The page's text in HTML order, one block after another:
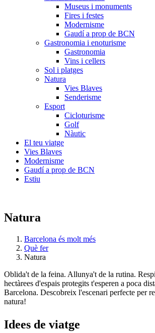
Museus i monuments
Fires i festes
Modernisme
Gaudí a prop de BCN
Gastronomia i enoturisme
Gastronomia
Vins i cellers
Sol i platges
Natura
Vies Blaves
Senderisme
Esport
Cicloturisme
Golf
Nàutic
El teu viatge
Vies Blaves
Modernisme
Gaudí a prop de BCN
Estiu
Natura
Barcelona és molt més
Què fer
Natura
Oblida't de la feina. Allunya't de la rutina.
hectàrees d'espais protegits t'esperen a poca
Barcelona. Descobreix l'escenari perfecte per
natura!
Idees de viatge